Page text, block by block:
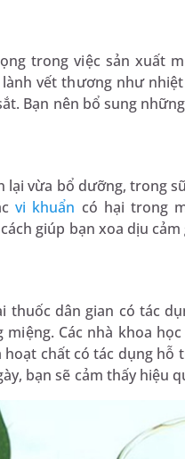
trong việc sản xuất
vết thương như
Bạn nên bổ sung
vừa bổ dưỡng, trong
vi khuẩn có hại trong
giúp bạn xoa dịu
thuốc dân gian có tác
Các nhà khoa
chất có tác dụng
bạn sẽ cảm thấy hiệu